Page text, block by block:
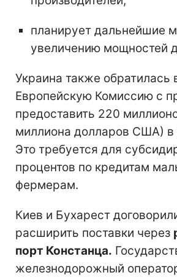
планирует дальнейшие
увеличению мощностей
Украина также обратилась
Европейскую Комиссию с
предоставить 220
миллиона долларов США) в
Это требуется для
процентов по кредитам
фермерам.
Киев и Бухарест
расширить поставки через
порт Констанца.
железнодорожный